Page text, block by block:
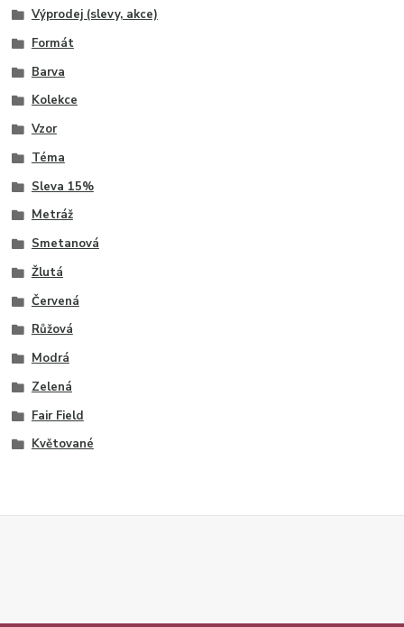
Výprodej (slevy, akce)
Formát
Barva
Kolekce
Vzor
Téma
Sleva 15%
Metráž
Smetanová
Žlutá
Červená
Růžová
Modrá
Zelená
Fair Field
Květované